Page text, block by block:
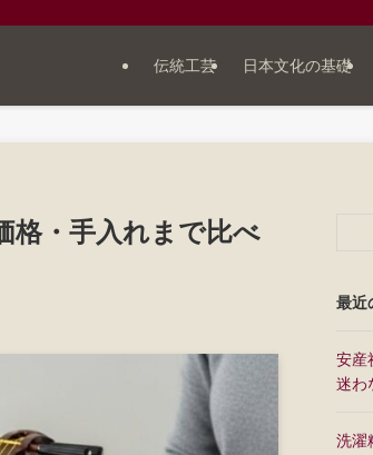
伝統工芸 日本文化の基礎
格・手入れまで比べ
最近
安産
迷わ
洗濯